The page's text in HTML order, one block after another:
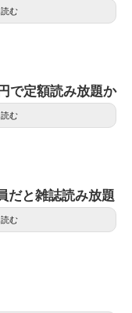
む
で定額読み放題か
む
だと雑誌読み放題
む